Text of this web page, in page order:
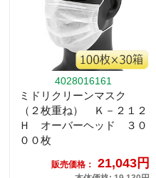
4028016161
ミドリクリーンマスク
（２枚重ね） Ｋ－２１２
Ｈ オーバーヘッド ３０
００枚
販売価格： 21,043円